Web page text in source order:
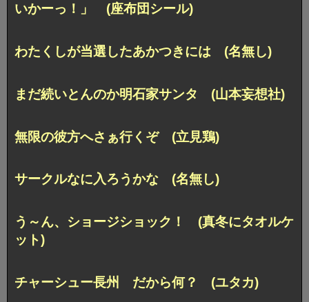
いかーっ！」
(座布団シール)
わたくしが当選したあかつきには (名無し)
まだ続いとんのか明石家サンタ (山本妄想社)
無限の彼方へさぁ行くぞ (立見鶏)
サークルなに入ろうかな (名無し)
う～ん、ショージショック！ (真冬にタオルケ
ット)
チャーシュー長州 だから何？ (ユタカ)